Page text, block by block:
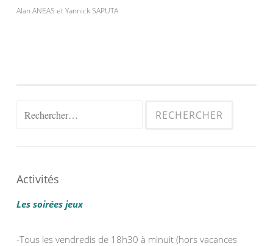
Alan ANEAS et Yannick SAPUTA
Rechercher :
Activités
Les soirées jeux
-Tous les vendredis de 18h30 à minuit (hors vacances